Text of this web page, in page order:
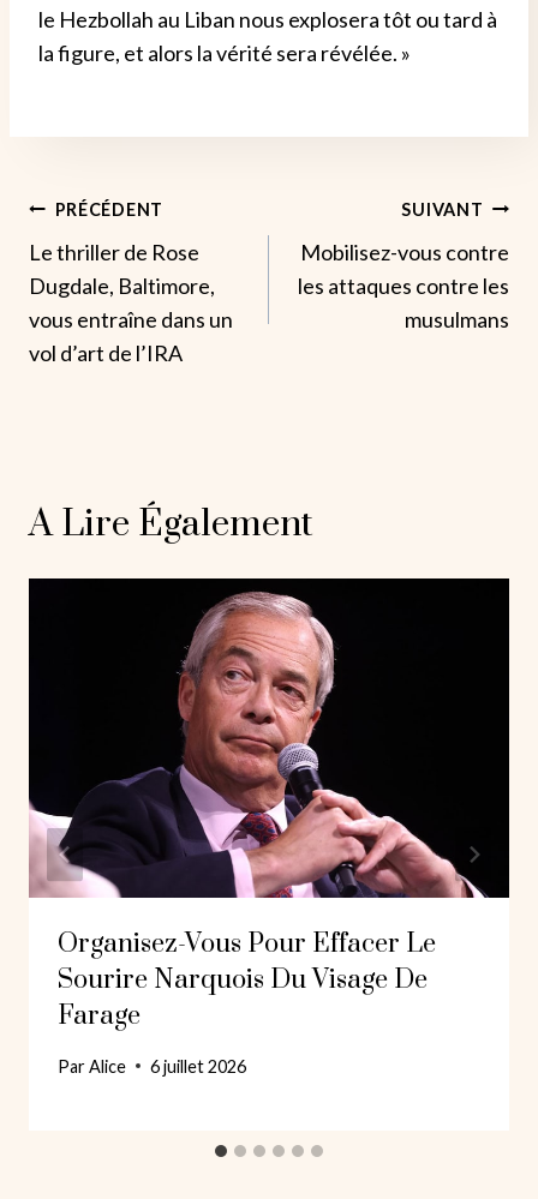
le Hezbollah au Liban nous explosera tôt ou tard à
la figure, et alors la vérité sera révélée. »
Navigation
De
L’article
PRÉCÉDENT
Le thriller de Rose
Dugdale, Baltimore,
vous entraîne dans un
vol d’art de l’IRA
SUIVANT
Mobilisez-vous contre
les attaques contre les
musulmans
A Lire Également
Organisez-Vous Pour Effacer Le
Sourire Narquois Du Visage De
Farage
ParAlice 6 juillet 2026